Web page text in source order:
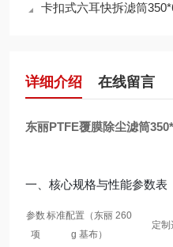
卡扣式六耳快拆滤筒
详细介绍 在线留言
东丽PTFE覆膜除尘滤筒
一、核心规格与性能参数表
参数
项
标准配置（东丽 260
g 基布）
定制